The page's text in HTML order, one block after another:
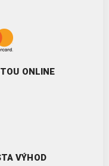
ONLINE
VÝHOD